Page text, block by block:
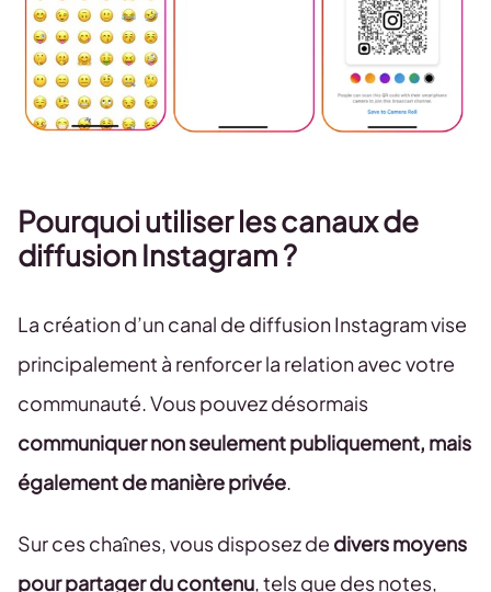
Pourquoi utiliser les canaux de
diffusion Instagram ?
La création d’un canal de diffusion Instagram vise
principalement à renforcer la relation avec votre
communauté. Vous pouvez désormais
communiquer non seulement publiquement, mais
également de manière privée.
Sur ces chaînes, vous disposez de divers moyens
pour partager du contenu, tels que des notes,